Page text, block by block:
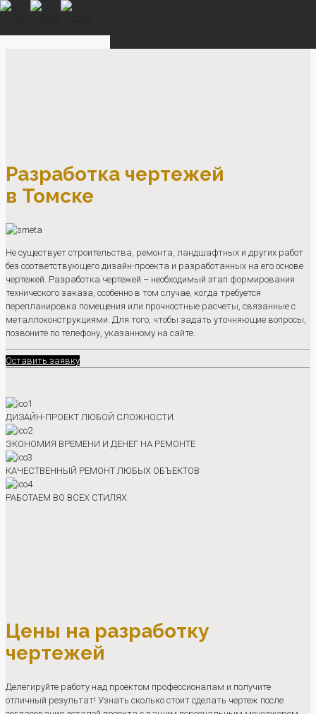
Разработка чертежей
в Томске
Не существует строительства, ремонта, ландшафтных и других работ
без соответствующего дизайн-проекта и разработанных на его основе
чертежей. Разработка чертежей – необходимый этап формирования
технического заказа, особенно в том случае, когда требуется
перепланировка помещения или прочностные расчеты, связанные с
металлоконструкциями. Для того, чтобы задать уточняющие вопросы,
позвоните по телефону, указанному на сайте.
Оставить заявку
ДИЗАЙН-ПРОЕКТ ЛЮБОЙ СЛОЖНОСТИ
ЭКОНОМИЯ ВРЕМЕНИ И ДЕНЕГ НА РЕМОНТЕ
КАЧЕСТВЕННЫЙ РЕМОНТ ЛЮБЫХ ОБЪЕКТОВ
РАБОТАЕМ ВО ВСЕХ СТИЛЯХ
Цены на разработку
чертежей
Делегируйте работу над проектом профессионалам и получите
отличный результат! Узнать сколько стоит сделать чертеж после